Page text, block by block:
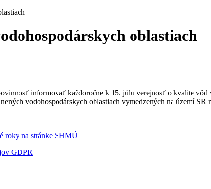
oblastiach
informovať každoročne k 15. júlu verejnosť o kvalite
vodohospodárskych oblastiach vymedzených na území
roky na stránke SHMÚ
GDPR